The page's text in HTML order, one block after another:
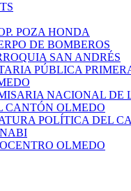
POZA HONDA
DE BOMBEROS
SAN ANDRÉS
PÚBLICA
NACIONAL DE
CANTÓN OLMEDO
POLÍTICA DEL
OLMEDO